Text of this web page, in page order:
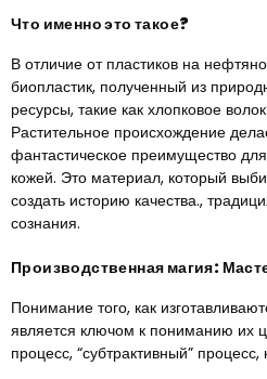
Что именно это такое?
В отличие от пластиков на
биопластик, полученный из
ресурсы, такие как хлопковое
Растительное происхождение
фантастическое преимущество
кожей. Это материал, который
создать историю качества.,
сознания.
Производственная магия:
Понимание того, как
является ключом к пониманию их
процесс, “субтрактивный”